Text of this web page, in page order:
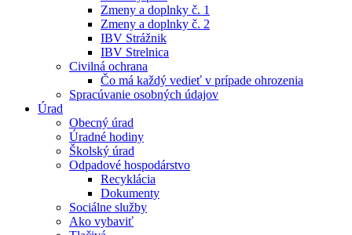
Zmeny a doplnky č. 1
Zmeny a doplnky č. 2
IBV Strážnik
IBV Strelnica
Civilná ochrana
Čo má každý vedieť v prípade ohrozenia
Spracúvanie osobných údajov
Úrad
Obecný úrad
Úradné hodiny
Školský úrad
Odpadové hospodárstvo
Recyklácia
Dokumenty
Sociálne služby
Ako vybaviť